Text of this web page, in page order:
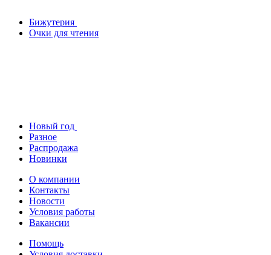
Бижутерия
Очки для чтения
Новый год
Разное
Распродажа
Новинки
О компании
Контакты
Новости
Условия работы
Вакансии
Помощь